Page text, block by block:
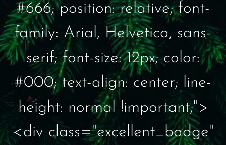
#666; position: relative; font-
family: Arial, Helvetica, sans-
serif; font-size: 12px; color:
#000; text-align: center; line-
height: normal !important;">
<div class="excellent_badge"